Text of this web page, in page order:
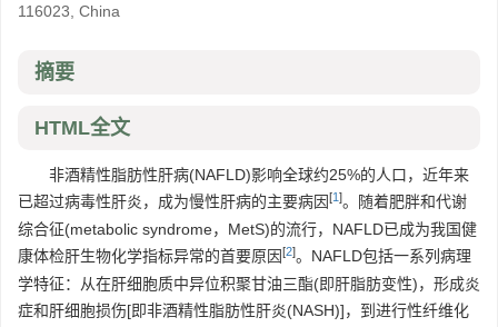
116023, China
摘要
HTML全文
非酒精性脂肪性肝病(NAFLD)影响全球约25%的人口，近年来
已超过病毒性肝炎，成为慢性肝病的主要病因[1]。随着肥胖和代谢
综合征(metabolic syndrome，MetS)的流行，NAFLD已成为我国健
康体检肝生物化学指标异常的首要原因[2]。NAFLD包括一系列病理
学特征：从在肝细胞质中异位积聚甘油三酯(即肝脂肪变性)，形成炎
症和肝细胞损伤[即非酒精性脂肪性肝炎(NASH)]，到进行性纤维化